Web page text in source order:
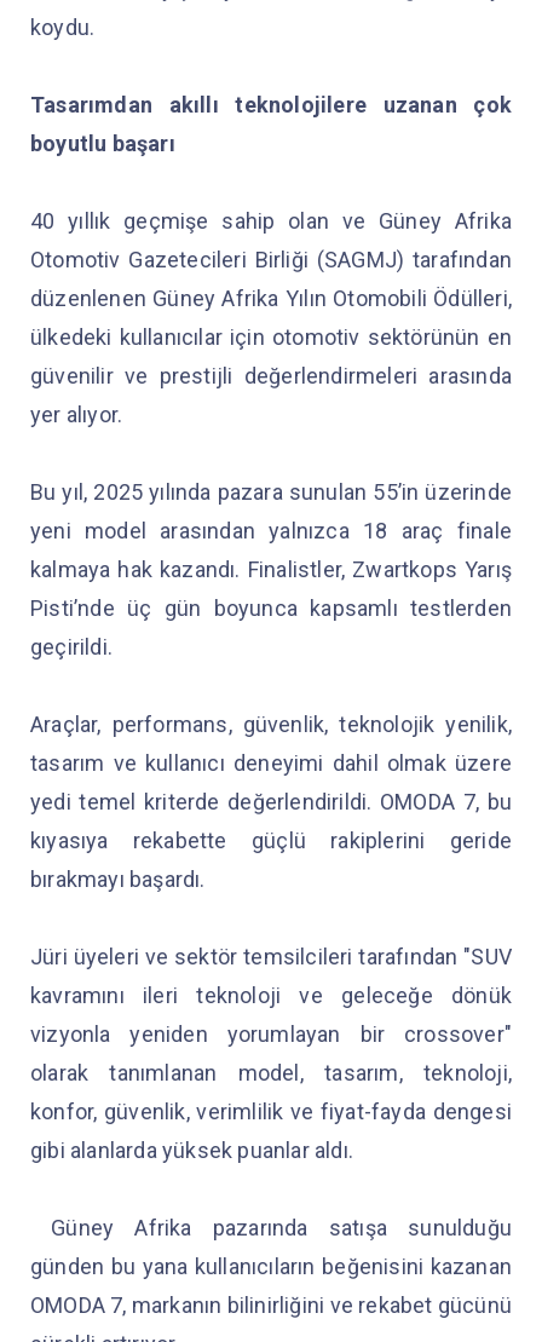
koydu.
Tasarımdan akıllı teknolojilere uzanan çok
boyutlu başarı
40 yıllık geçmişe sahip olan ve Güney Afrika
Otomotiv Gazetecileri Birliği (SAGMJ) tarafından
düzenlenen Güney Afrika Yılın Otomobili Ödülleri,
ülkedeki kullanıcılar için otomotiv sektörünün en
güvenilir ve prestijli değerlendirmeleri arasında
yer alıyor.
Bu yıl, 2025 yılında pazara sunulan 55’in üzerinde
yeni model arasından yalnızca 18 araç finale
kalmaya hak kazandı. Finalistler, Zwartkops Yarış
Pisti’nde üç gün boyunca kapsamlı testlerden
geçirildi.
Araçlar, performans, güvenlik, teknolojik yenilik,
tasarım ve kullanıcı deneyimi dahil olmak üzere
yedi temel kriterde değerlendirildi. OMODA 7, bu
kıyasıya rekabette güçlü rakiplerini geride
bırakmayı başardı.
Jüri üyeleri ve sektör temsilcileri tarafından "SUV
kavramını ileri teknoloji ve geleceğe dönük
vizyonla yeniden yorumlayan bir crossover"
olarak tanımlanan model, tasarım, teknoloji,
konfor, güvenlik, verimlilik ve fiyat-fayda dengesi
gibi alanlarda yüksek puanlar aldı.
Güney Afrika pazarında satışa sunulduğu
günden bu yana kullanıcıların beğenisini kazanan
OMODA 7, markanın bilinirliğini ve rekabet gücünü